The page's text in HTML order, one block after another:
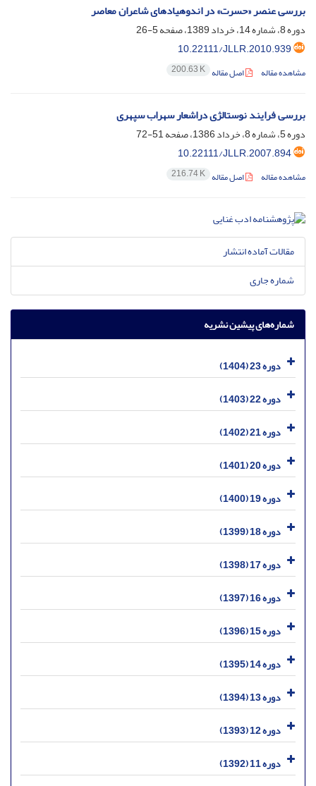
بررسی عنصر «حسرت» در اندوهیادهای شاعران معاصر
دوره 8، شماره 14، خرداد 1389، صفحه
5-26
10.22111/JLLR.2010.939
مشاهده مقاله اصل مقاله 200.63 K
بررسی فرایند نوستالژی دراشعار سهراب سپهری
دوره 5، شماره 8، خرداد 1386، صفحه
51-72
10.22111/JLLR.2007.894
مشاهده مقاله اصل مقاله 216.74 K
مقالات آماده انتشار
شماره جاری
شماره‌های پیشین نشریه
دوره 23 (1404)
دوره 22 (1403)
دوره 21 (1402)
دوره 20 (1401)
دوره 19 (1400)
دوره 18 (1399)
دوره 17 (1398)
دوره 16 (1397)
دوره 15 (1396)
دوره 14 (1395)
دوره 13 (1394)
دوره 12 (1393)
دوره 11 (1392)